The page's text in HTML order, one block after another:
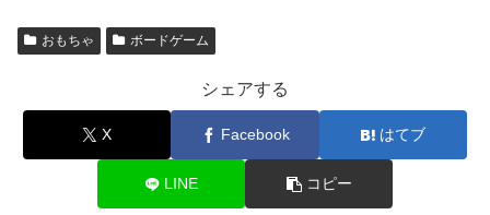
おもちゃ ボードゲーム
シェアする
X Facebook はてブ
LINE コピー